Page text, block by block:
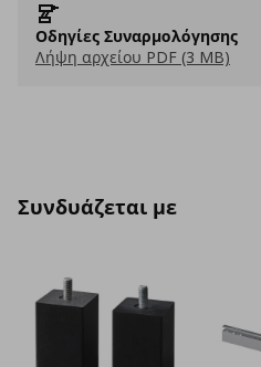
Οδηγίες Συναρμολόγησης
Λήψη αρχείου PDF (3 MB)
Συνδυάζεται με